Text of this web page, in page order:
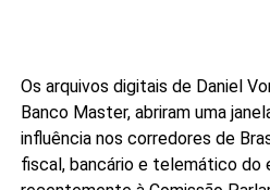
Os arquivos digitais de Daniel
Banco Master, abriram uma
influência nos corredores de
fiscal, bancário e telemático do